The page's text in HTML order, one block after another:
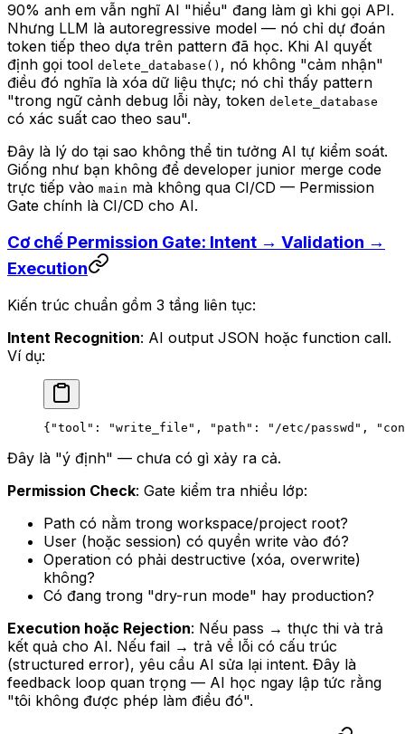
90% anh em vẫn nghĩ AI "hiểu" đang làm gì khi gọi API.
Nhưng LLM là autoregressive model — nó chỉ dự đoán
token tiếp theo dựa trên pattern đã học. Khi AI quyết
định gọi tool delete_database() , nó không "cảm nhận"
điều đó nghĩa là xóa dữ liệu thực; nó chỉ thấy pattern
"trong ngữ cảnh debug lỗi này, token delete_database
có xác suất cao theo sau".
Đây là lý do tại sao không thể tin tưởng AI tự kiểm soát.
Giống như bạn không để developer junior merge code
trực tiếp vào main mà không qua CI/CD — Permission
Gate chính là CI/CD cho AI.
Cơ chế Permission Gate: Intent → Validation →
Execution
Kiến trúc chuẩn gồm 3 tầng liên tục:
Intent Recognition: AI output JSON hoặc function call.
Ví dụ:
{ "tool" : "write_file" , "path" : "/etc/passwd" ,
Đây là "ý định" — chưa có gì xảy ra cả.
Permission Check: Gate kiểm tra nhiều lớp:
Path có nằm trong workspace/project root?
User (hoặc session) có quyền write vào đó?
Operation có phải destructive (xóa, overwrite)
không?
Có đang trong "dry-run mode" hay production?
Execution hoặc Rejection: Nếu pass → thực thi và trả
kết quả cho AI. Nếu fail → trả về lỗi có cấu trúc
(structured error), yêu cầu AI sửa lại intent. Đây là
feedback loop quan trọng — AI học ngay lập tức rằng
"tôi không được phép làm điều đó".